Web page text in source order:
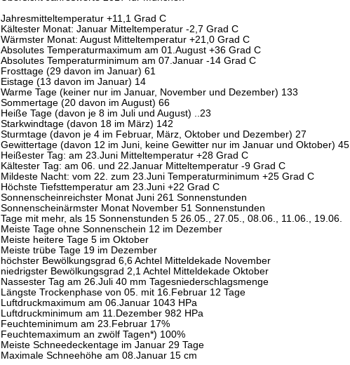
Jahresmitteltemperatur +11,1 Grad C
Kältester Monat: Januar Mitteltemperatur -2,7 Grad C
Wärmster Monat: August Mitteltemperatur +21,0 Grad C
Absolutes Temperaturmaximum am 01.August +36 Grad C
Absolutes Temperaturminimum am 07.Januar -14 Grad C
Frosttage (29 davon im Januar) 61
Eistage (13 davon im Januar) 14
Warme Tage (keiner nur im Januar, November und Dezember) 133
Sommertage (20 davon im August) 66
Heiße Tage (davon je 8 im Juli und August) ..23
Starkwindtage (davon 18 im März) 142
Sturmtage (davon je 4 im Februar, März, Oktober und Dezember) 27
Gewittertage (davon 12 im Juni, keine Gewitter nur im Januar und Oktober) 45
Heißester Tag: am 23.Juni Mitteltemperatur +28 Grad C
Kältester Tag: am 06. und 22.Januar Mitteltemperatur -9 Grad C
Mildeste Nacht: vom 22. zum 23.Juni Temperaturminimum +25 Grad C
Höchste Tiefsttemperatur am 23.Juni +22 Grad C
Sonnenscheinreichster Monat Juni 261 Sonnenstunden
Sonnenscheinärmster Monat November 51 Sonnenstunden
Tage mit mehr, als 15 Sonnenstunden 5 26.05., 27.05., 08.06., 11.06., 19.06.
Meiste Tage ohne Sonnenschein 12 im Dezember
Meiste heitere Tage 5 im Oktober
Meiste trübe Tage 19 im Dezember
höchster Bewölkungsgrad 6,6 Achtel Mitteldekade November
niedrigster Bewölkungsgrad 2,1 Achtel Mitteldekade Oktober
Nassester Tag am 26.Juli 40 mm Tagesniederschlagsmenge
Längste Trockenphase von 05. mit 16.Februar 12 Tage
Luftdruckmaximum am 06.Januar 1043 HPa
Luftdruckminimum am 11.Dezember 982 HPa
Feuchteminimum am 23.Februar 17%
Feuchtemaximum an zwölf Tagen*) 100%
Meiste Schneedeckentage im Januar 29 Tage
Maximale Schneehöhe am 08.Januar 15 cm